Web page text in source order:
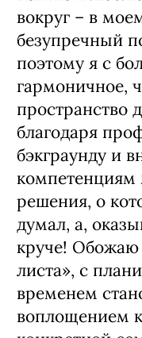
вокруг – в
безупречный
поэтому я с
гармоничное,
пространство
благодаря
бэкграунду и
компетенциям
решения, о
думал, а,
круче! Обожаю
листа», с
временем
воплощением